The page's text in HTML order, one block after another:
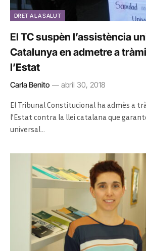
DRET A LA SALUT
El TC suspèn l’assistència
Catalunya en admetre a
l’Estat
Carla Benito abril 30, 2018
El Tribunal Constitucional ha admès a
l’Estat contra la llei catalana que
universal…